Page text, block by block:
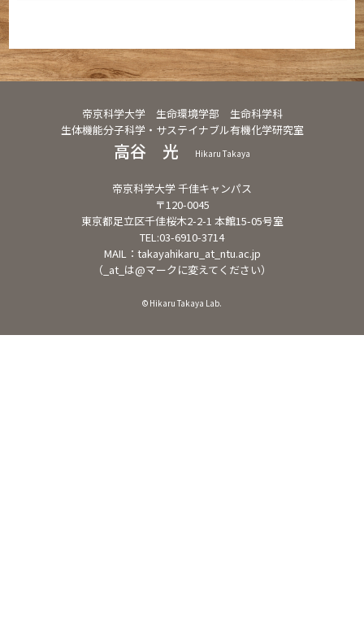
帝京科学大学 生命環境学部 生命科学科
生体機能分子科学・サステイナブル有機化学研究室
高谷 光 Hikaru Takaya
帝京科学大学 千佳キャンパス
〒120-0045
東京都足立区千佳桜木2-2-1 本館15-05号室
TEL:03-6910-3714
MAIL：takayahikaru_at_ntu.ac.jp
（_at_は@マークに変えてください）
© Hikaru Takaya Lab.